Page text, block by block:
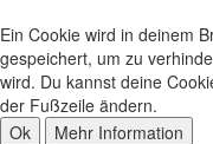
Ein Cookie wird in deinem
gespeichert, um zu
wird. Du kannst deine
der Fußzeile ändern.